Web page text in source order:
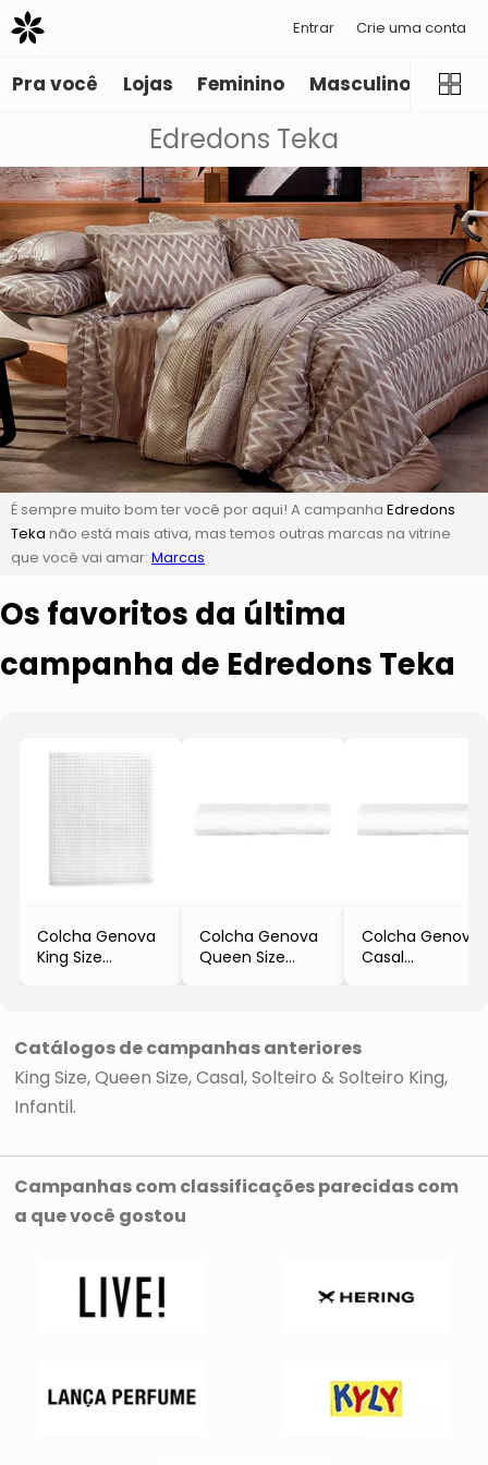
Entrar Crie uma conta
Pra você Lojas Feminino Masculino
Edredons Teka
É sempre muito bom ter você por aqui! A campanha Edredons
Teka não está mais ativa, mas temos outras marcas na vitrine
que você vai amar: Marcas
Os favoritos da última
campanha de Edredons Teka
Colcha Genova
King Size
Colcha Genova
Queen Size
Colcha Genova
Casal
Catálogos de campanhas anteriores
King Size Queen Size Casal Solteiro & Solteiro King
Infantil
Campanhas com classificações parecidas com
a que você gostou